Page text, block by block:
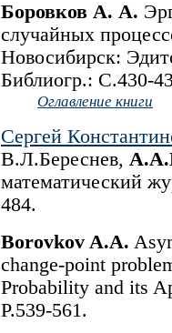
Боровков А. А.
случайных
Новосибирск:
Библиогр.: С.430-
Оглавление книги
Сергей
В.Л.Береснев,
математический
484.
Borovkov A.A.
change-point
Probability and its
P.539-561.